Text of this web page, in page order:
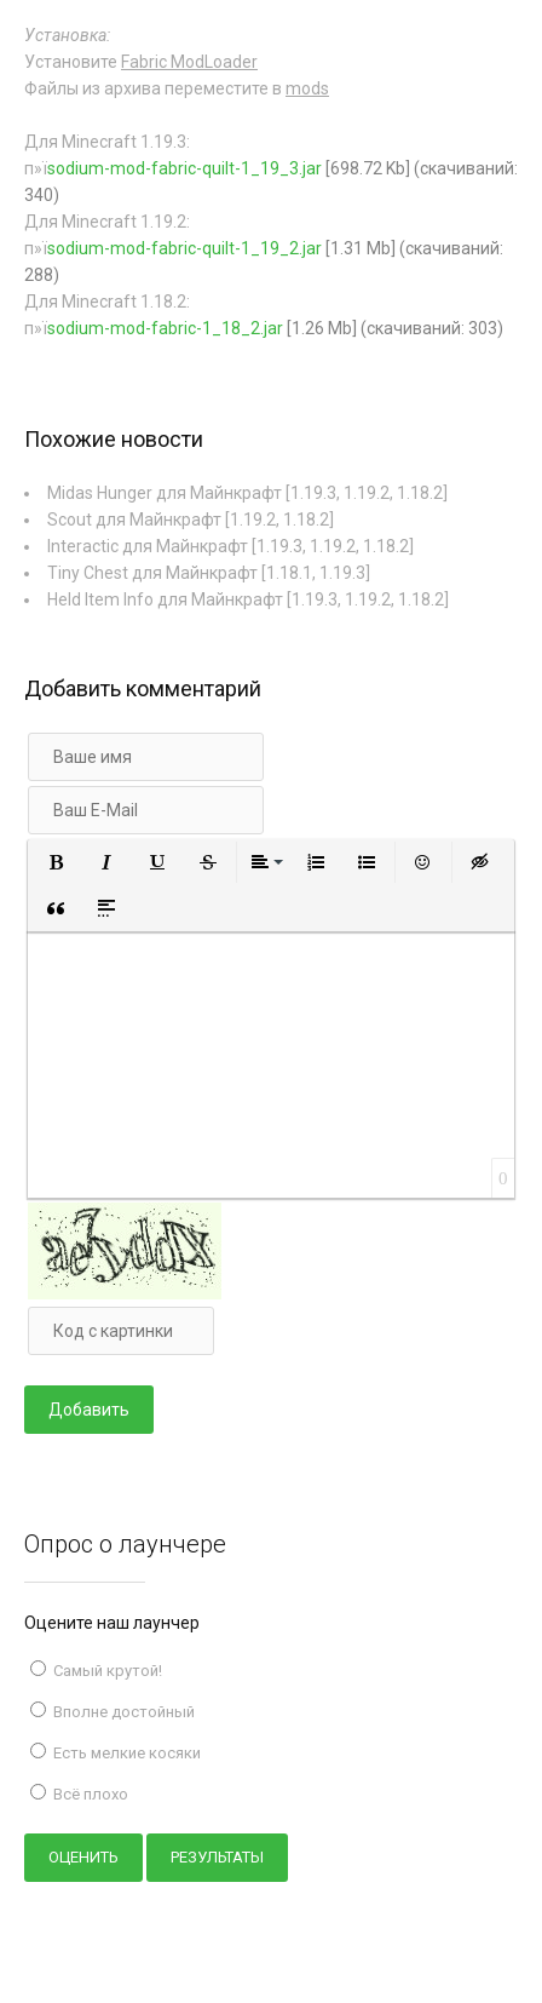
Установка:
Установите Fabric ModLoader
Файлы из архива переместите в mods
Для Minecraft 1.19.3:
п»їsodium-mod-fabric-quilt-1_19_3.jar [698.72 Kb] (cкачиваний:
340)
Для Minecraft 1.19.2:
п»їsodium-mod-fabric-quilt-1_19_2.jar [1.31 Mb] (cкачиваний:
288)
Для Minecraft 1.18.2:
п»їsodium-mod-fabric-1_18_2.jar [1.26 Mb] (cкачиваний: 303)
Похожие новости
Midas Hunger для Майнкрафт [1.19.3, 1.19.2, 1.18.2]
Scout для Майнкрафт [1.19.2, 1.18.2]
Interactic для Майнкрафт [1.19.3, 1.19.2, 1.18.2]
Tiny Chest для Майнкрафт [1.18.1, 1.19.3]
Held Item Info для Майнкрафт [1.19.3, 1.19.2, 1.18.2]
Добавить комментарий
Вставка цитаты
Вставка спойлера
0
Опрос о лаунчере
Оцените наш лаунчер
Самый крутой!
Вполне достойный
Есть мелкие косяки
Всё плохо